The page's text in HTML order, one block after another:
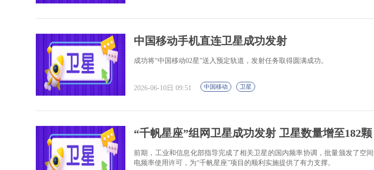
中国移动手机直连卫星成功发射
成功将“中国移动02星”送入预定轨道，发射任务取得圆满成功。
2026-06-10日 09:51 中国移动 卫星
“千帆星座”组网卫星成功发射 卫星数量增至182颗
前期，工业和信息化部指导完成了相关卫星的国内频率协调，批量颁发了空
电频率使用许可，为“千帆星座”项目的顺利实施提供了有力支撑。